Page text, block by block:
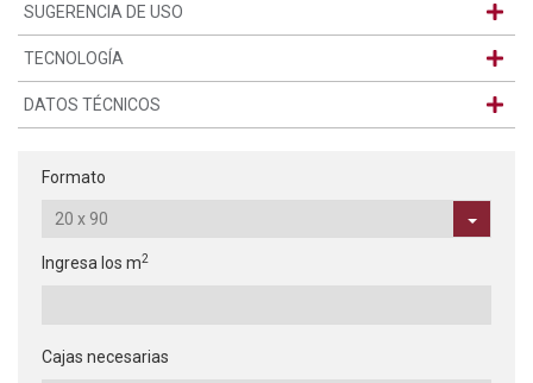
SUGERENCIA DE USO
TECNOLOGÍA
DATOS TÉCNICOS
Formato
Ingresa los m2
Cajas necesarias